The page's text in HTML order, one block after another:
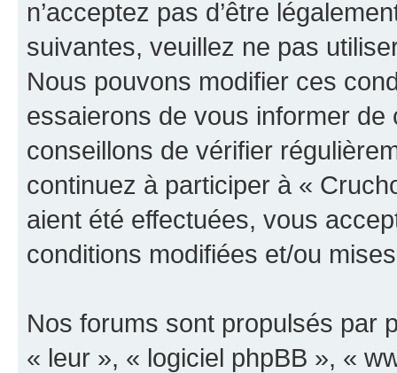
n’acceptez pas d’être
suivantes, veuillez ne pas
Nous pouvons modifier ces
essaierons de vous informer
conseillons de vérifier
continuez à participer à «
aient été effectuées, vous
conditions modifiées et/ou
Nos forums sont propulsés par
« leur », « logiciel phpBB », «